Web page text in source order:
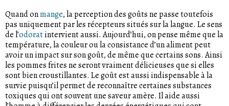
Quand onmange, la perception des goûts ne passe toutefois
pas uniquement par les récepteurs situés sur la langue. Le sens
de l’odoratintervient aussi. Aujourd’hui, on pense même que la
température, la couleur ou la consistance d’un aliment peut
avoir un impact sur son goût, de même que certains sons. Ainsi
les pommes frites ne seront vraiment délicieuses que si elles
sont bien croustillantes. Le goût est aussi indispensable à la
survie puisqu’il permet de reconnaître certaines substances
toxiques qui ont souvent une saveur amère. Il aide aussi